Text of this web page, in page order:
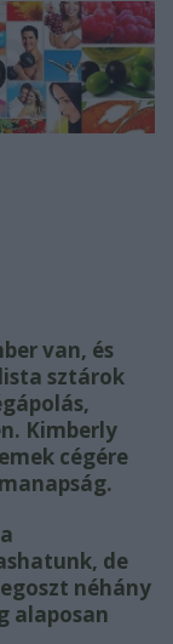
van, és
sztárok
Kimberly
cégére
de
néhány
alaposan